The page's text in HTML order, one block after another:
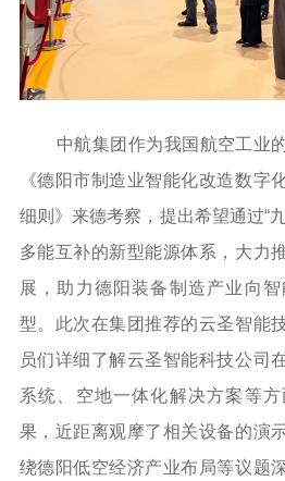
中航集团作为我国航空工业
《德阳市制造业智能化改造数字
细则》来德考察，提出希望通过“
多能互补的新型能源体系，大力
展，助力德阳装备制造产业向
型。此次在集团推荐的云圣智能
员们详细了解云圣智能科技公司
系统、空地一体化解决方案等
果，近距离观摩了相关设备的演
绕德阳低空经济产业布局等议题